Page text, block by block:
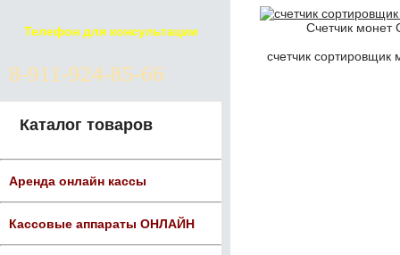
Телефон для консультации
8-911-924-85-66
Каталог товаров
Аренда онлайн кассы
Кассовые аппараты ОНЛАЙН
Счетчик монет
счетчик сортировщик